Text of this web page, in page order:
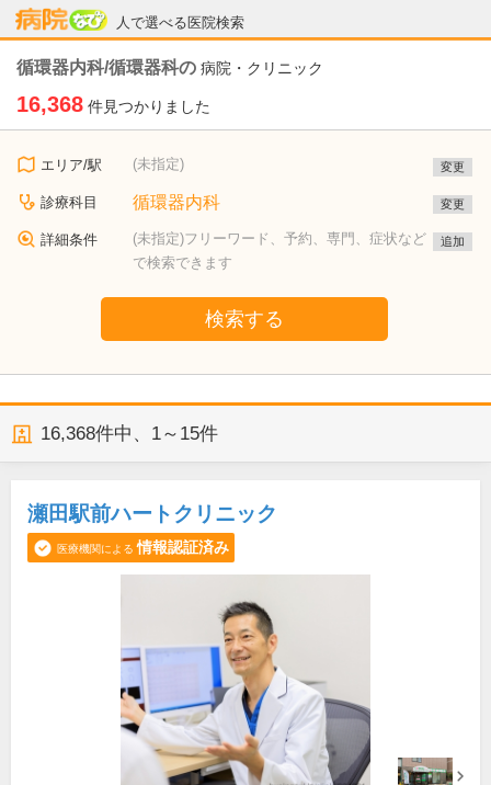
人で選べる医院検索
病院なび
循環器内科/循環器科の 病院・クリニック
16,368 件見つかりました
エリア/駅 (未指定) 変更
診療科目 循環器内科 変更
詳細条件
(未指定)フリーワード、予約、専門、症状など
で検索できます
追加
検索する
16,368件中、 1～15件
瀬田駅前ハートクリニック
医療機関による 情報認証済み